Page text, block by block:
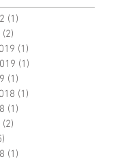
(1)
(2)
(1)
(1)
(1)
(1)
(1)
(2)
(1)